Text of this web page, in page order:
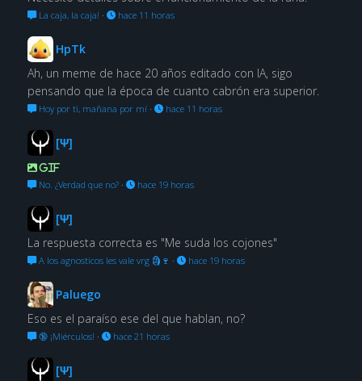
La caja, la caja! · hace 11 horas
HpTk
Ah, un meme de hace 20 años editado con IA, sigo
pensando que la época de cuanto cabrón era superior.
Hoy por ti, mañana por mí· hace 11 horas
[Ψ]
GIF
No. ¿Verdad que no?· hace 19 horas
[Ψ]
La respuesta correcta es "Me suda los cojones"
A los agnosticos les vale vrg 🗿🍷 · hace 19 horas
Paluego
Eso es el paraíso ese del que hablan, no?
🔞 ¡Miérculos! · hace 21 horas
[Ψ]